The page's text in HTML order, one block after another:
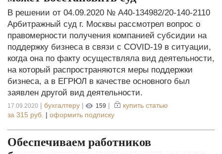
В решении от 04.09.2020 № А40-134982/20-140-2110
Арбитражный суд г. Москвы рассмотрел вопрос о
правомерности получения компанией субсидии на
поддержку бизнеса в связи с COVID-19 в ситуации,
когда она по факту осуществляла вид деятельности,
на который распространяются меры поддержки
бизнеса, а в ЕГРЮЛ в качестве основного был
заявлен другой вид деятельности.
17.09.2020 | бухгалтеру | 159 |
купить статью
за 315 руб. | оформить подписку
Обеспечиваем работников